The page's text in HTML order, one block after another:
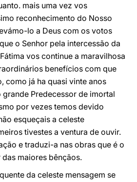
mais uma vez vos
reconhecimento do Nosso
lo a Deus com os votos
o Senhor pela intercessão da
vos continue a maravilhosa
benefícios com que
como já ha quasi vinte anos
Predecessor de imortal
por vezes temos devido
esqueçais a celeste
tivestes a ventura de ouvir.
e traduzi-a nas obras que é o
maiores bênçãos.
da celeste mensagem se